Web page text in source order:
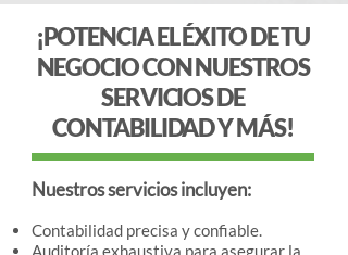
¡POTENCIA EL ÉXITO DE TU
NEGOCIO CON NUESTROS
SERVICIOS DE
CONTABILIDAD Y MÁS!
Nuestros servicios incluyen:
Contabilidad precisa y confiable.
Auditoría exhaustiva para asegurar la